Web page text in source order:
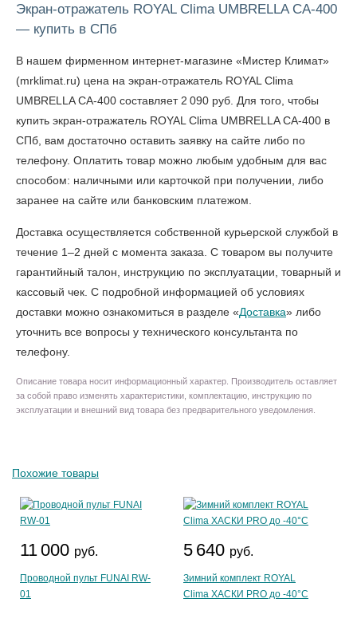
Экран-отражатель ROYAL Clima UMBRELLA CA-400
— купить в СПб
В нашем фирменном интернет-магазине «Мистер Климат»
(mrklimat.ru) цена на экран-отражатель ROYAL Clima
UMBRELLA CA-400 составляет 2 090 руб. Для того, чтобы
купить экран-отражатель ROYAL Clima UMBRELLA CA-400 в
СПб , вам достаточно оставить заявку на сайте либо по
телефону. Оплатить товар можно любым удобным для вас
способом: наличными или карточкой при получении, либо
заранее на сайте или банковским платежом.
Доставка осуществляется собственной курьерской службой в
течение 1–2 дней с момента заказа. С товаром вы получите
гарантийный талон, инструкцию по эксплуатации, товарный и
кассовый чек. С подробной информацией об условиях
доставки можно ознакомиться в разделе «Доставка» либо
уточнить все вопросы у технического консультанта по
телефону.
Описание товара носит информационный характер. Производитель оставляет
за собой право изменять характеристики, комплектацию, инструкцию по
эксплуатации и внешний вид товара без предварительного уведомления.
Похожие товары
11 000 руб.
Проводной пульт FUNAI RW-
01
5 640 руб.
Зимний комплект ROYAL
Clima ХАСКИ PRO до -40°C